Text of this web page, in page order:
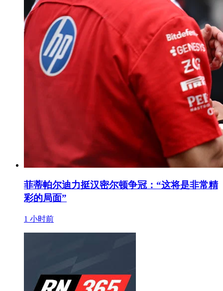
菲蒂帕尔迪力挺汉密尔顿争冠：“这将是非常精
彩的局面”
1 小时前